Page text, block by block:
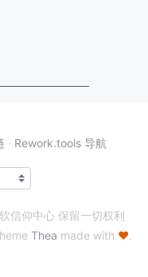
· Rework.tools 导航
信仰中心 保留一切权利
Thea made with ♥.